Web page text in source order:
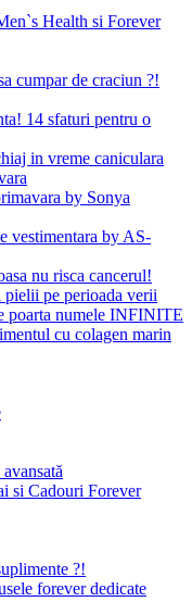
Health si Forever
cumpar de craciun ?!
14 sfaturi pentru o
in vreme caniculara
by Sonya
vestimentara by AS-
nu risca cancerul!
pe perioada verii
poarta numele INFINITE
cu colagen marin
si Cadouri Forever
?!
forever dedicate